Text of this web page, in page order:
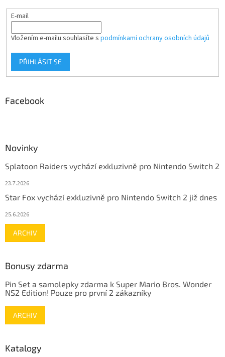
E-mail
Vložením e-mailu souhlasíte s podmínkami ochrany osobních údajů
PŘIHLÁSIT SE
Facebook
Novinky
Splatoon Raiders vychází exkluzivně pro Nintendo Switch 2
23.7.2026
Star Fox vychází exkluzivně pro Nintendo Switch 2 již dnes
25.6.2026
ARCHIV
Bonusy zdarma
Pin Set a samolepky zdarma k Super Mario Bros. Wonder
NS2 Edition! Pouze pro první 2 zákazníky
ARCHIV
Katalogy